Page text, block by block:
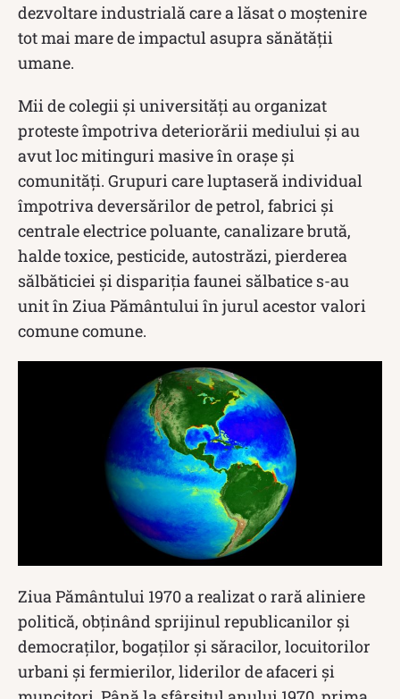
dezvoltare industrială care a lăsat o moștenire
tot mai mare de impactul asupra sănătății
umane.
Mii de colegii și universități au organizat
proteste împotriva deteriorării mediului și au
avut loc mitinguri masive în orașe și
comunități. Grupuri care luptaseră individual
împotriva deversărilor de petrol, fabrici și
centrale electrice poluante, canalizare brută,
halde toxice, pesticide, autostrăzi, pierderea
sălbăticiei și dispariția faunei sălbatice s-au
unit în Ziua Pământului în jurul acestor valori
comune comune.
Ziua Pământului 1970 a realizat o rară aliniere
politică, obținând sprijinul republicanilor și
democraților, bogaților și săracilor, locuitorilor
urbani și fermierilor, liderilor de afaceri și